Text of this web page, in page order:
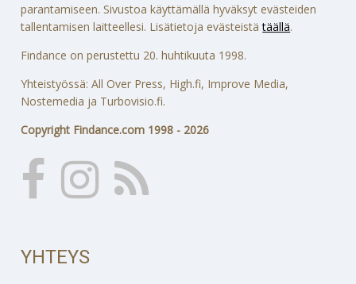
parantamiseen. Sivustoa käyttämällä hyväksyt evästeiden
tallentamisen laitteellesi. Lisätietoja evästeistätäällä.
Findance on perustettu 20. huhtikuuta 1998.
Yhteistyössä: All Over Press, High.fi, Improve Media,
Nostemedia ja Turbovisio.fi.
Copyright Findance.com 1998 - 2026
YHTEYS